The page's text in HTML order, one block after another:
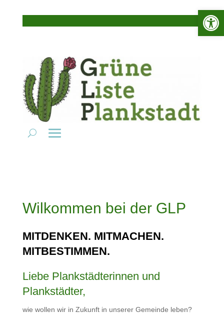
Wilkommen bei der GLP
MITDENKEN. MITMACHEN.
MITBESTIMMEN.
Liebe Plankstädterinnen und
Plankstädter,
wie wollen wir in Zukunft in unserer Gemeinde leben?